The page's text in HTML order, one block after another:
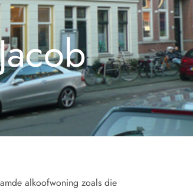
alkoofwoning zoals die